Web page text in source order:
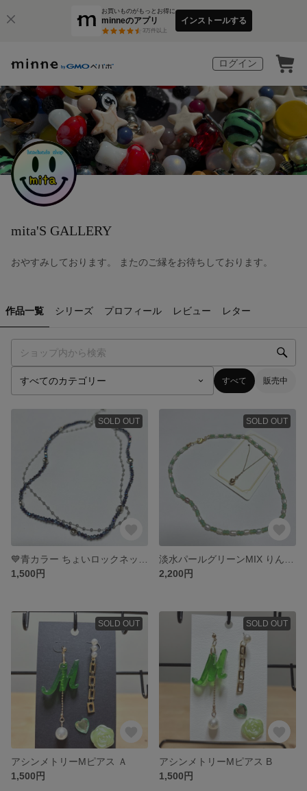
お買いものがもっとお得に
minneのアプリ
3万件以上
インストールする
ログイン
mita'S GALLERY
おやすみしております。 またのご縁をお待ちしております。
作品一覧 シリーズ プロフィール レビュー レター
すべて 販売中
SOLD OUT
1,500円
SOLD OUT
2,200円
SOLD OUT
アシンメトリーMピアス Ａ
1,500円
SOLD OUT
アシンメトリーMピアス B
1,500円